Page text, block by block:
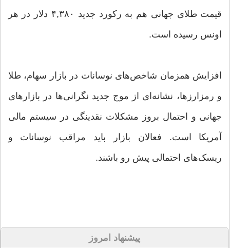
قیمت طلای جهانی هم به رکورد جدید ۴,۳۸۰ دلار در هر
اونس رسیده است.
افزایش همزمان شاخص‌های نوسانات در بازار سهام، طلا
و رمزارزها، نشانه‌ای از موج جدید نگرانی‌ها در بازارهای
جهانی و احتمال بروز مشکلات نقدینگی در سیستم مالی
آمریکا است. فعالان بازار باید مراقب نوسانات و
ریسک‌های احتمالی پیش رو باشند.
پیشنهاد امروز